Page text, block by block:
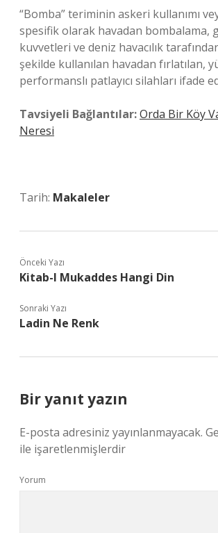
“Bomba” teriminin askeri kullanımı
spesifik olarak havadan bombalama,
kuvvetleri ve deniz havacılık
şekilde kullanılan havadan fırlatılan,
performanslı patlayıcı silahları ifade
Tavsiyeli Bağlantılar:Orda Bir Köy
Neresi
Tarih: Makaleler
Önceki Yazı
Kitab-I Mukaddes Hangi Din
Sonraki Yazı
Ladin Ne Renk
Bir yanıt yazın
E-posta adresiniz yayınlanmayacak.
ile işaretlenmişlerdir
Yorum